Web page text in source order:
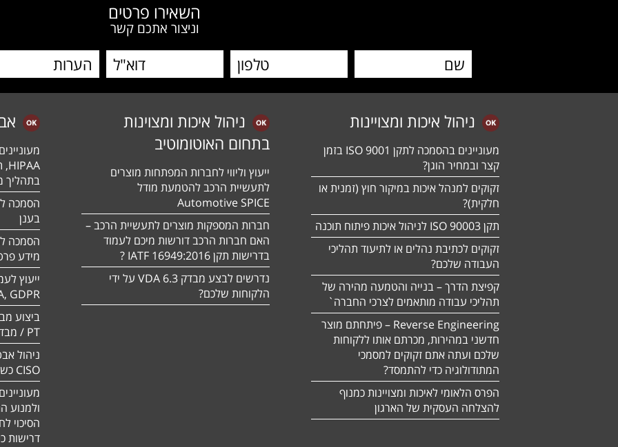
השאירו פרטים
וניצור אתכם קשר
ניהול איכות ומצויינות
מעוניינים בהסמכה לתקן ISO 9001 בזמן
קצר ובמחיר הוגן?
זקוקים למנהל איכות במיקור חוץ (זמנית או
חלקית)?
תקן ISO 90003 לניהול איכות פיתוח תוכנה
זקוקים לכתיבת נהלים או לתיעוד תהליכי
העבודה שלכם?
קפיצת הדרך – בנייה והטמעה מהירה של
תהליכי עבודה מותאמים לצרכי החברה`
Reverse Engineering – פיתחתם מוצר
חדשני במהירות, מכרתם אותו ללקוחות
שלכם ועתה אתם זקוקים למסמכי
המתודולוגיה כדי להתמסד?
הפרס הלאומי לאיכות ומצויינות כמנוף
להצלחה העסקית של הארגון
ניהול איכות ומצוינות
בתחום האוטומוטיב
ייעוץ וליווי לחברות המפתחות מוצרים
לתעשיית הרכב להטמעת מודל
Automotive SPICE
חברות המספקות מוצרים לתעשיית הרכב –
האם חברות הרכב דורשות מיכם לעמוד
בדרישות תקן 16949:2016 IATF ?
נדרשים לבצע מבדק VDA 6.3 על ידי
הלקוחות שלכם?
בתהליך
בענן
מידע
ייעוץ
GDPR
PT / מבדק חוסן
ניהול
CISO כשירות
ולמנוע
הסיכוי
דרישות